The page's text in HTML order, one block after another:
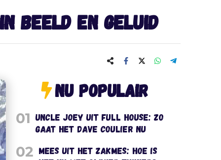
beeld en geluid
Nu populair
01 Uncle Joey uit Full House: zo
gaat het Dave Coulier nu
02 Mees uit het Zakmes: hoe is